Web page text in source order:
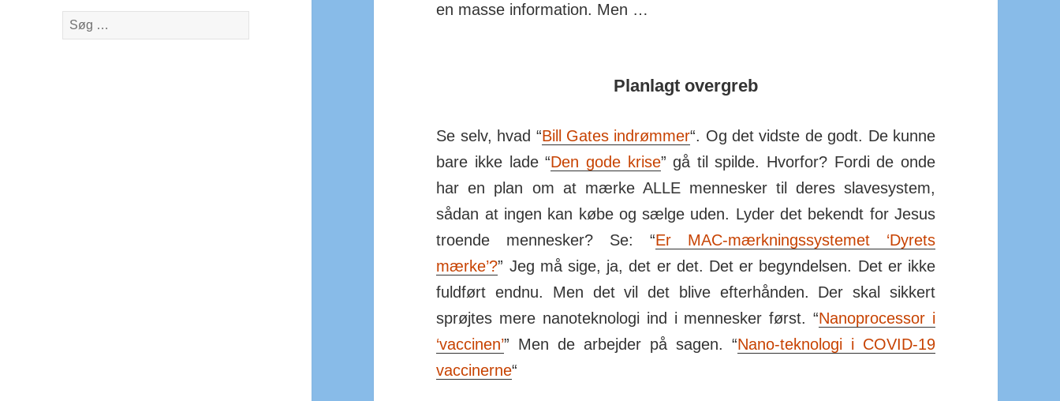
Søg
efter:
en masse in­for­mation. Men …
Planlagt overgreb
Se selv, hvad “Bill Gates ind­rømmer“. Og det vidste de godt. De kunne
bare ikke lade “Den gode krise” gå til spilde. Hvorfor? Fordi de onde
har en plan om at mærke ALLE men­nesker til deres slave­system,
sådan at ingen kan købe og sælge uden. Lyder det be­kendt for Jesus
tro­ende men­nesker? Se: “Er MAC-mærk­nings­sy­stemet ‘Dyrets
mærke’?” Jeg må sige, ja, det er det. Det er be­gyn­delsen. Det er ikke
fuld­ført endnu. Men det vil det blive efter­hånden. Der skal sikkert
sprøjtes mere nano­tek­no­logi ind i men­nesker først. “Nanoprocessor i
‘vaccinen’” Men de ar­bejder på sagen. “Nano-teknologi i COVID-19
vaccinerne“